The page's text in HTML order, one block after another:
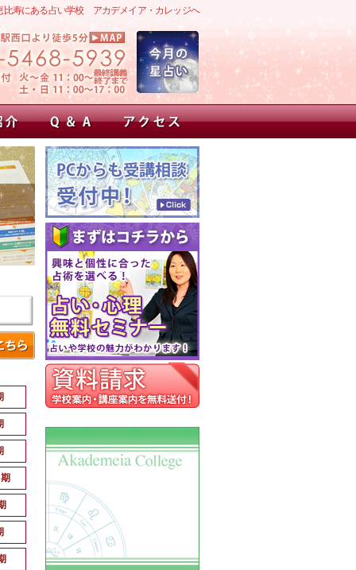
比寿にある占い学校 アカデメイア・カレッジへ